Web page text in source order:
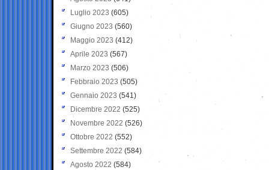
Luglio 2023 (605)
Giugno 2023 (560)
Maggio 2023 (412)
Aprile 2023 (567)
Marzo 2023 (506)
Febbraio 2023 (505)
Gennaio 2023 (541)
Dicembre 2022 (525)
Novembre 2022 (526)
Ottobre 2022 (552)
Settembre 2022 (584)
Agosto 2022 (584)